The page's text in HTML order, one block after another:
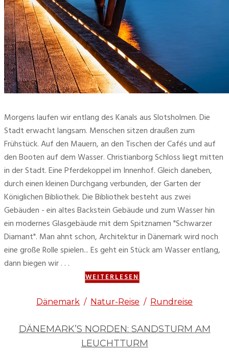
Morgens laufen wir entlang des Kanals aus Slotsholmen. Die
Stadt erwacht langsam. Menschen sitzen draußen zum
Frühstück. Auf den Mauern, an den Tischen der Cafés und auf
den Booten auf dem Wasser. Christianborg Schloss liegt mitten
in der Stadt. Eine Pferdekoppel im Innenhof. Gleich daneben,
durch einen kleinen Durchgang verbunden, der Garten der
Königlichen Bibliothek. Die Bibliothek besteht aus zwei
Gebäuden - ein altes Backstein Gebäude und zum Wasser hin
ein modernes Glasgebäude mit dem Spitznamen "Schwarzer
Diamant". Man ahnt schon, Architektur in Dänemark wird noch
eine große Rolle spielen... Es geht ein Stück am Wasser entlang,
dann biegen wir . . .
WEITERLESEN
Dänemark / Natur-Reise / Rundreise
DÄNEMARK’S NORDEN: SANDSTURM AM
LEUCHTTURM